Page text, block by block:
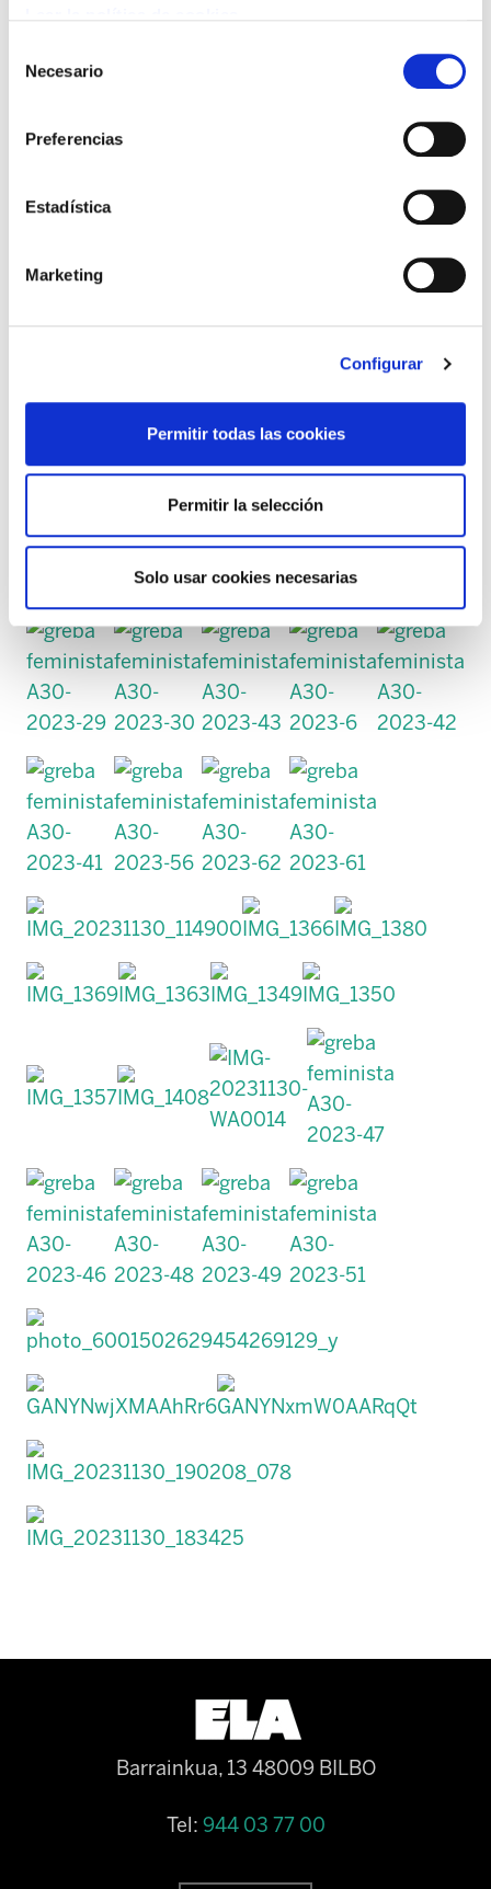
Necesario
Preferencias
Estadística
Marketing
Configurar
Permitir todas las cookies
Permitir la selección
Solo usar cookies necesarias
Barrainkua, 13 48009 BILBO
Tel: 944 03 77 00